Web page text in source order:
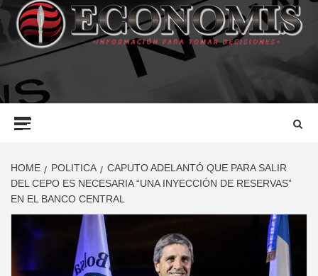
ECONOMIS
INFORMACIÓN PARA TOMAR DECISIONES
HOME POLITICA
CAPUTO ADELANTÓ QUE PARA SALIR
DEL CEPO ES NECESARIA “UNA INYECCIÓN DE RESERVAS”
EN EL BANCO CENTRAL